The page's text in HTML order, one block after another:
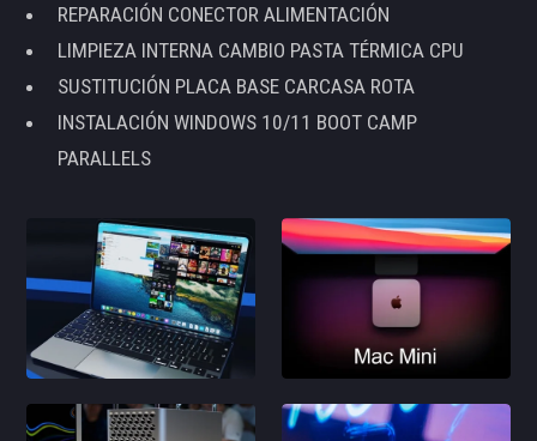
REPARACIÓN CONECTOR ALIMENTACIÓN
LIMPIEZA INTERNA CAMBIO PASTA TÉRMICA CPU
SUSTITUCIÓN PLACA BASE CARCASA ROTA
INSTALACIÓN WINDOWS 10/11 BOOT CAMP
PARALLELS